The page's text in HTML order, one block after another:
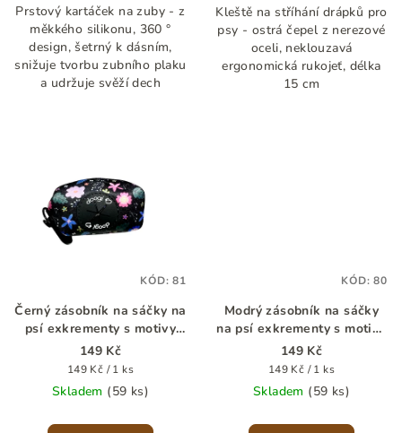
Prstový kartáček na zuby - z
měkkého silikonu, 360 °
design, šetrný k dásním,
snižuje tvorbu zubního plaku
a udržuje svěží dech
Kleště na stříhání drápků pro
psy - ostrá čepel z nerezové
oceli, neklouzavá
ergonomická rukojeť, délka
15 cm
Černý zásobník na sáčky na
psí exkrementy s motivy
květin
149 Kč
Měrná
cena:
149 Kč / 1 ks
Skladem (59 ks)
KÓD:81
Modrý zásobník na sáčky
na psí exkrementy s motivy
puntíků
149 Kč
Měrná
cena:
149 Kč / 1 ks
Skladem (59 ks)
KÓD:80